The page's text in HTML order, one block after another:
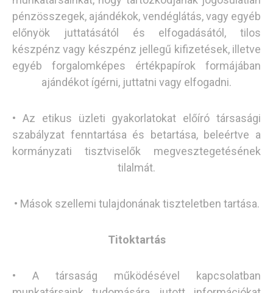
pénzösszegek, ajándékok, vendéglátás, vagy egyéb
előnyök juttatásától és elfogadásától, tilos
készpénz vagy készpénz jellegű kifizetések, illetve
egyéb forgalomképes értékpapírok formájában
ajándékot ígérni, juttatni vagy elfogadni.
• Az etikus üzleti gyakorlatokat előíró társasági
szabályzat fenntartása és betartása, beleértve a
kormányzati tisztviselők megvesztegetésének
tilalmát.
• Mások szellemi tulajdonának tiszteletben tartása.
Titoktartás
• A társaság működésével kapcsolatban